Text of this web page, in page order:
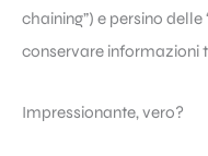
chaining”) e persino
conservare informazioni
Impressionante, vero?